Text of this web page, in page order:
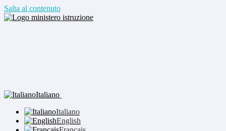
Salta al contenuto
Italiano
Italiano
English